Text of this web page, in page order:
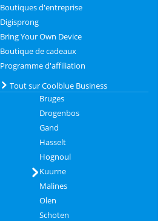
Boutiques d'entreprise
Digisprong
Bring Your Own Device
Boutique de cadeaux
Programme d'affiliation
Tout sur Coolblue Business
Bruges
Drogenbos
Gand
Hasselt
Hognoul
Kuurne
Malines
Olen
Schoten